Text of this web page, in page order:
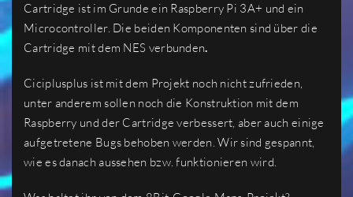
Cartridge ist im Grunde ein Raspberry Pi 3A+ und ein
Microcontroller. Die beiden Komponenten sind über die
Cartridge mit dem NES verbunden.
Ciciplusplus ist mit dem Projekt noch nicht zufrieden,
unter anderem sollen noch die Konstruktion mit dem
Raspberry und der Cartridge verbessert, aber auch einige
aufgetretene Bugs behoben werden. Wir sind gespannt,
wie es danach aussehen bzw. funktionieren wird.